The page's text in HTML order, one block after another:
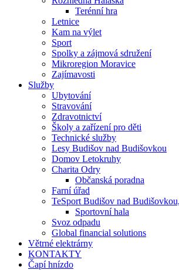
Terénní hra
Letnice
Kam na výlet
Sport
Spolky a zájmová sdružení
Mikroregion Moravice
Zajímavosti
Služby
Ubytování
Stravování
Zdravotnictví
Školy a zařízení pro děti
Technické služby
Lesy Budišov nad Budišovkou
Domov Letokruhy
Charita Odry
Občanská poradna
Farní úřad
TeSport Budišov nad
Sportovní hala
Svoz odpadu
Global financial solutions
Větrné elektrárny
KONTAKTY
Čapí hnízdo